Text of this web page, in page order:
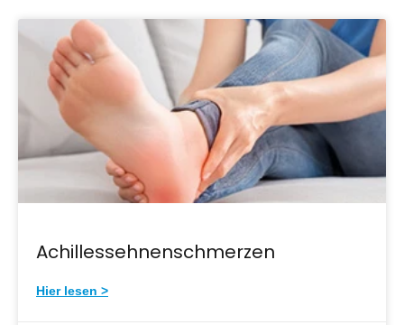
Achillessehnenschmerzen
Hier lesen >